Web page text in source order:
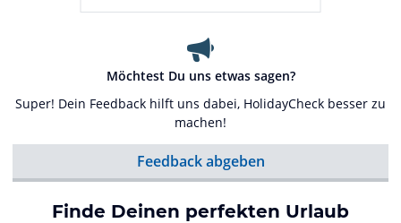
Möchtest Du uns etwas sagen?
Super! Dein Feedback hilft uns dabei, HolidayCheck besser zu
machen!
Feedback abgeben
Finde Deinen perfekten Urlaub